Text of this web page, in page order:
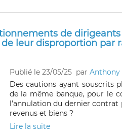
de
leur disproportion par
Publié le 23/05/25 par Anthony
Des cautions ayant souscrits
de la même banque, pour le
l’annulation du dernier
revenus et biens ?
Lire la suite